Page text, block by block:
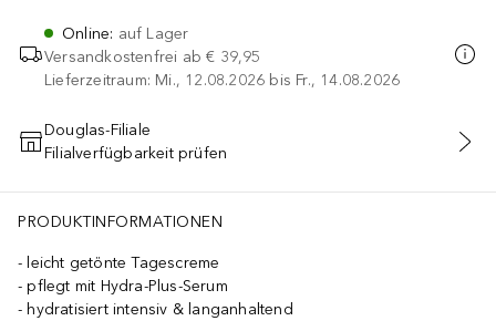
Online: auf Lager
Versandkostenfrei ab € 39,95
Lieferzeitraum: Mi., 12.08.2026 bis Fr., 14.08.2026
IN DEN WARENKORB
Douglas-Filiale
Filialverfügbarkeit prüfen
PRODUKTINFORMATIONEN
leicht getönte Tagescreme
pflegt mit Hydra-Plus-Serum
hydratisiert intensiv & langanhaltend